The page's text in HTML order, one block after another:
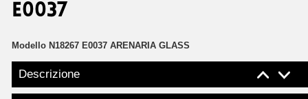
E0037
Modello N18267 E0037 ARENARIA GLASS
Descrizione